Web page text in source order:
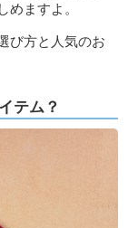
めますよ。
び方と人気のお
テム？